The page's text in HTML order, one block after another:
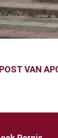
VAN